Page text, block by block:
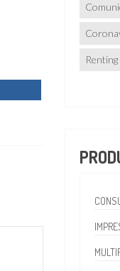
Renting